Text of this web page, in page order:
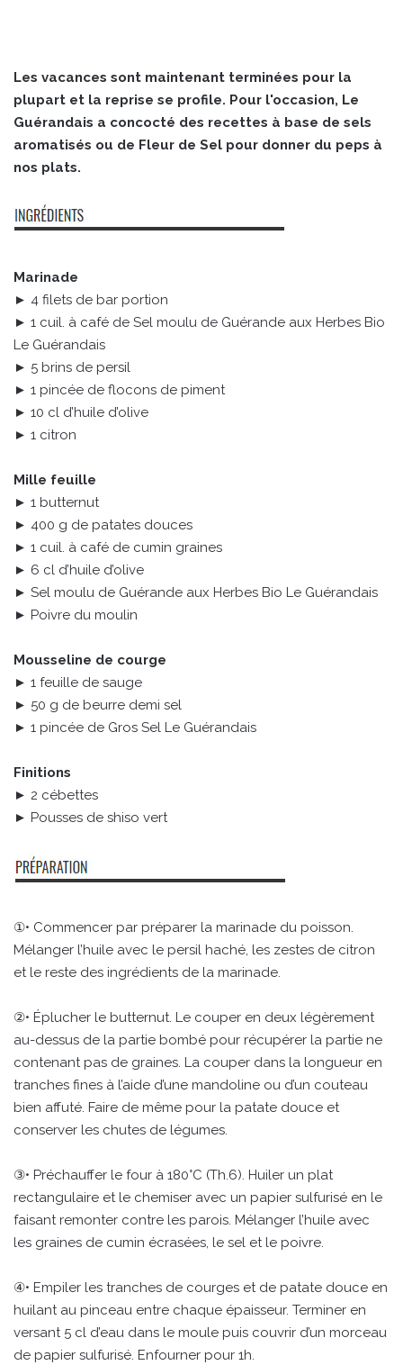
Les vacances sont maintenant terminées pour la
plupart et la reprise se profile. Pour l'occasion, Le
Guérandais a concocté des recettes à base de sels
aromatisés ou de Fleur de Sel pour donner du peps à
nos plats.
Marinade
► 4 filets de bar portion
► 1 cuil. à café de Sel moulu de Guérande aux Herbes Bio
Le Guérandais
► 5 brins de persil
► 1 pincée de flocons de piment
► 10 cl d’huile d’olive
► 1 citron
Mille feuille
► 1 butternut
► 400 g de patates douces
► 1 cuil. à café de cumin graines
► 6 cl d’huile d’olive
► Sel moulu de Guérande aux Herbes Bio Le Guérandais
► Poivre du moulin
Mousseline de courge
► 1 feuille de sauge
► 50 g de beurre demi sel
► 1 pincée de Gros Sel Le Guérandais
Finitions
► 2 cébettes
► Pousses de shiso vert
①• Commencer par préparer la marinade du poisson.
Mélanger l’huile avec le persil haché, les zestes de citron
et le reste des ingrédients de la marinade.
②• Éplucher le butternut. Le couper en deux légèrement
au-dessus de la partie bombé pour récupérer la partie ne
contenant pas de graines. La couper dans la longueur en
tranches fines à l’aide d’une mandoline ou d’un couteau
bien affuté. Faire de même pour la patate douce et
conserver les chutes de légumes.
③• Préchauffer le four à 180°C (Th.6). Huiler un plat
rectangulaire et le chemiser avec un papier sulfurisé en le
faisant remonter contre les parois. Mélanger l’huile avec
les graines de cumin écrasées, le sel et le poivre.
④• Empiler les tranches de courges et de patate douce en
huilant au pinceau entre chaque épaisseur. Terminer en
versant 5 cl d’eau dans le moule puis couvrir d’un morceau
de papier sulfurisé. Enfourner pour 1h.